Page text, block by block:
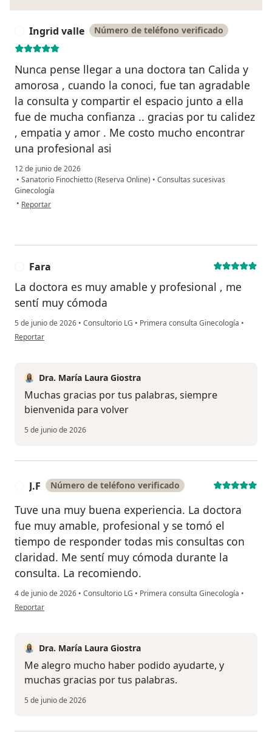
Ingrid valle Número de teléfono verificado
Nunca pense llegar a una doctora tan Calida y
amorosa , cuando la conoci, fue tan agradable
la consulta y compartir el espacio junto a ella
fue de mucha confianza .. gracias por tu calidez
, empatia y amor . Me costo mucho encontrar
una profesional asi
12 de junio de 2026
• Sanatorio Finochietto (Reserva Online) • Consultas sucesivas
Ginecología
• en opinión del usuario Ingrid valle
Reportar
Fara
La doctora es muy amable y profesional , me
sentí muy cómoda
5 de junio de 2026 • Consultorio LG • Primera consulta Ginecología •
en opinión del usuario Fara
Reportar
Dra. María Laura Giostra
Muchas gracias por tus palabras, siempre
bienvenida para volver
5 de junio de 2026
J.F Número de teléfono verificado
Tuve una muy buena experiencia. La doctora
fue muy amable, profesional y se tomó el
tiempo de responder todas mis consultas con
claridad. Me sentí muy cómoda durante la
consulta. La recomiendo.
4 de junio de 2026 • Consultorio LG • Primera consulta Ginecología •
en opinión del usuario J.F
Reportar
Dra. María Laura Giostra
Me alegro mucho haber podido ayudarte, y
muchas gracias por tus palabras.
5 de junio de 2026